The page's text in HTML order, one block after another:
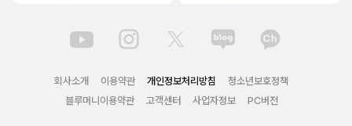
회사소개 이용약관 개인정보처리방침
청소년보호정책
블루머니이용약관
고객센터 사업자정보 PC버전